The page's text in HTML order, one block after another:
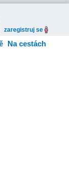
zaregistruj se
Na cestách